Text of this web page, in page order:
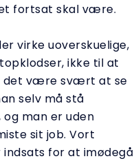
fortsat skal være.
virke uoverskuelige,
ikke til at
det være svært at se
selv må stå
man er uden
sit job. Vort
for at imødegå